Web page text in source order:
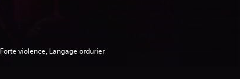
Forte violence, Langage ordurier